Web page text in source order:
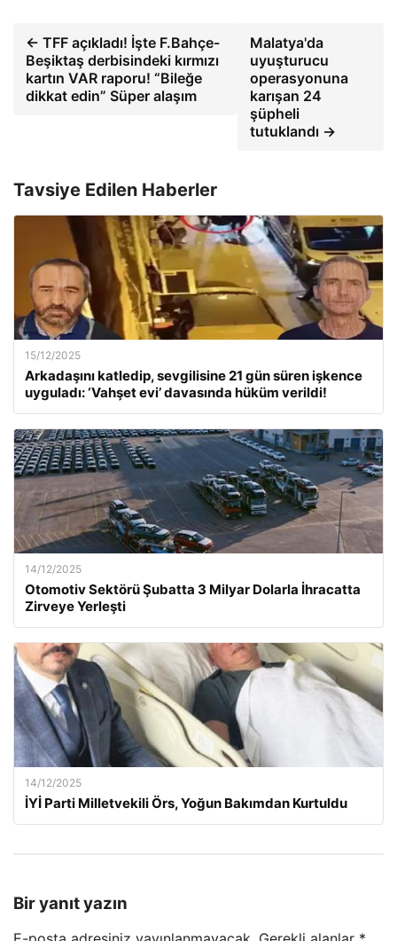
← TFF açıkladı! İşte F.Bahçe-
Beşiktaş derbisindeki kırmızı
kartın VAR raporu! “Bileğe
dikkat edin” Süper alaşım
Malatya'da
uyuşturucu
operasyonuna
karışan 24
şüpheli
tutuklandı →
Tavsiye Edilen Haberler
15/12/2025
Arkadaşını katledip, sevgilisine 21 gün süren işkence
uyguladı: ‘Vahşet evi’ davasında hüküm verildi!
14/12/2025
Otomotiv Sektörü Şubatta 3 Milyar Dolarla İhracatta
Zirveye Yerleşti
14/12/2025
İYİ Parti Milletvekili Örs, Yoğun Bakımdan Kurtuldu
Bir yanıt yazın